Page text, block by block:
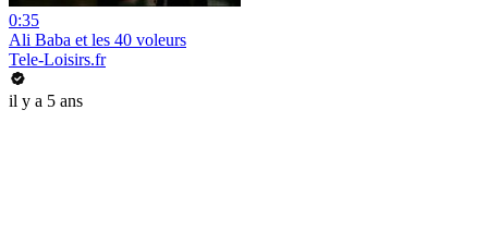
0:35
Ali Baba et les 40 voleurs
Tele-Loisirs.fr
il y a 5 ans